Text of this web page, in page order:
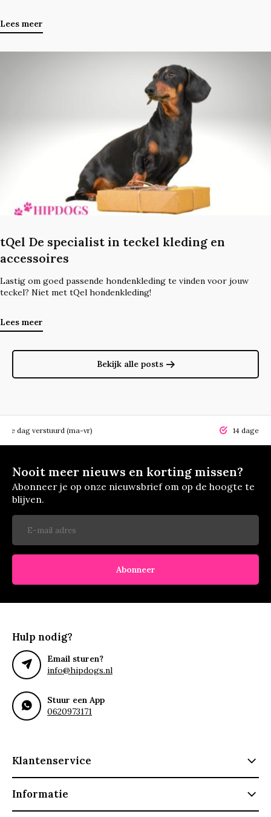
Lees meer
tQel De specialist in teckel kleding en
accessoires
Lastig om goed passende hondenkleding te vinden voor jouw
teckel? Niet met tQel hondenkleding!
Lees meer
Bekijk alle posts
dag verstuurd (ma-vr) 14 dagen
Nooit meer nieuws en korting missen?
Abonneer je op onze nieuwsbrief om op de hoogte te
blijven.
Abonneer
Hulp nodig?
Email sturen?
info@hipdogs.nl
Stuur een App
0620973171
Klantenservice
Informatie